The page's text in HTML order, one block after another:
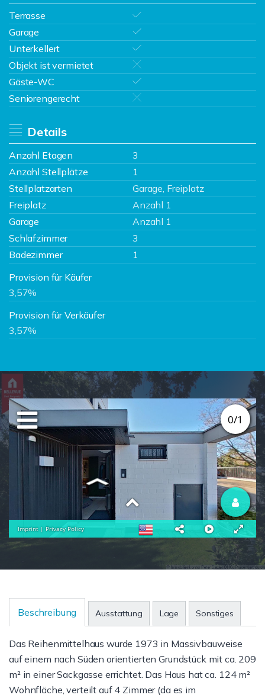
Terrasse
Garage
Unterkellert
Objekt ist vermietet
Gäste-WC
Seniorengerecht
Details
Anzahl Etagen
3
Anzahl Stellplätze
1
Stellplatzarten
Garage, Freiplatz
Freiplatz
Anzahl 1
Garage
Anzahl 1
Schlafzimmer
3
Badezimmer
1
Provision für Käufer
3,57%
Provision für Verkäufer
3,57%
Beschreibung Ausstattung Lage Sonstiges
Das Reihenmittelhaus wurde 1973 in Massivbauweise
auf einem nach Süden orientierten Grundstück mit ca. 209
m² in einer Sackgasse errichtet. Das Haus hat ca. 124 m²
Wohnfläche, verteilt auf 4 Zimmer (da es im